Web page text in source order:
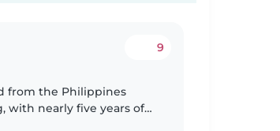
9
with nearly five years of